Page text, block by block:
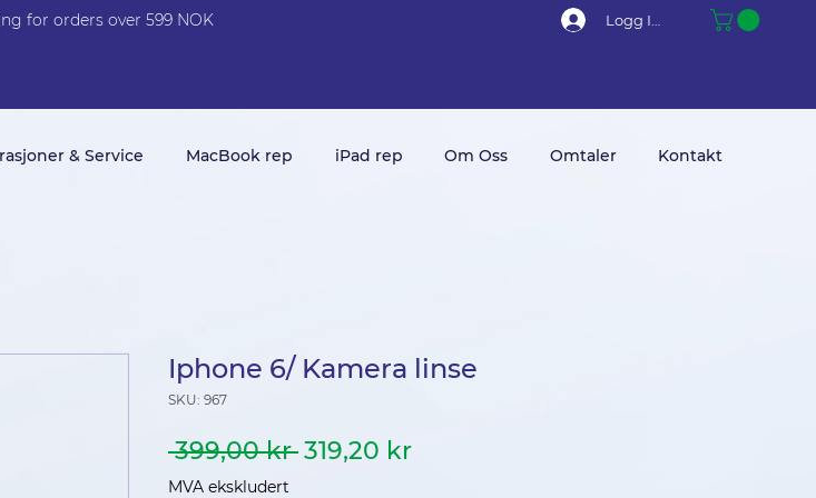
g for orders over 599 NOK Logg Inn
& Service MacBook rep iPad rep Om Oss Omtaler Kontakt
Iphone 6/ Kamera linse
SKU: 967
399,00 kr Vanlig
319,20 krSalgspris
MVA ekskludert